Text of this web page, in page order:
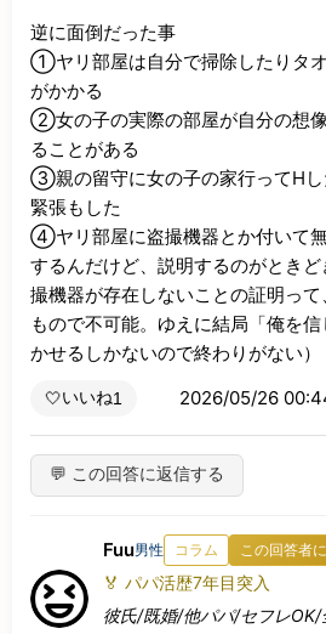
逆に面倒だった事
①ヤリ部屋は自分で掃除したりタ
がかかる
②女の子の実際の部屋が自分の想
ることがある
③親の留守に女の子の家行ってHし
緊張もした
④ヤリ部屋に盗撮機器とか付いて
するんだけど、説明するのがとき
撮機器が存在しないことの証明っ
もので不可能。ゆえに結局「俺を
かせるしかないので終わりがない）
🤍いいね1 2026/05/26
💬 この回答に返信する
Fuu男性 コラム この回答者
🏅 パパ活歴7年目突入
彼氏/既婚/他パパ/セフレOK/